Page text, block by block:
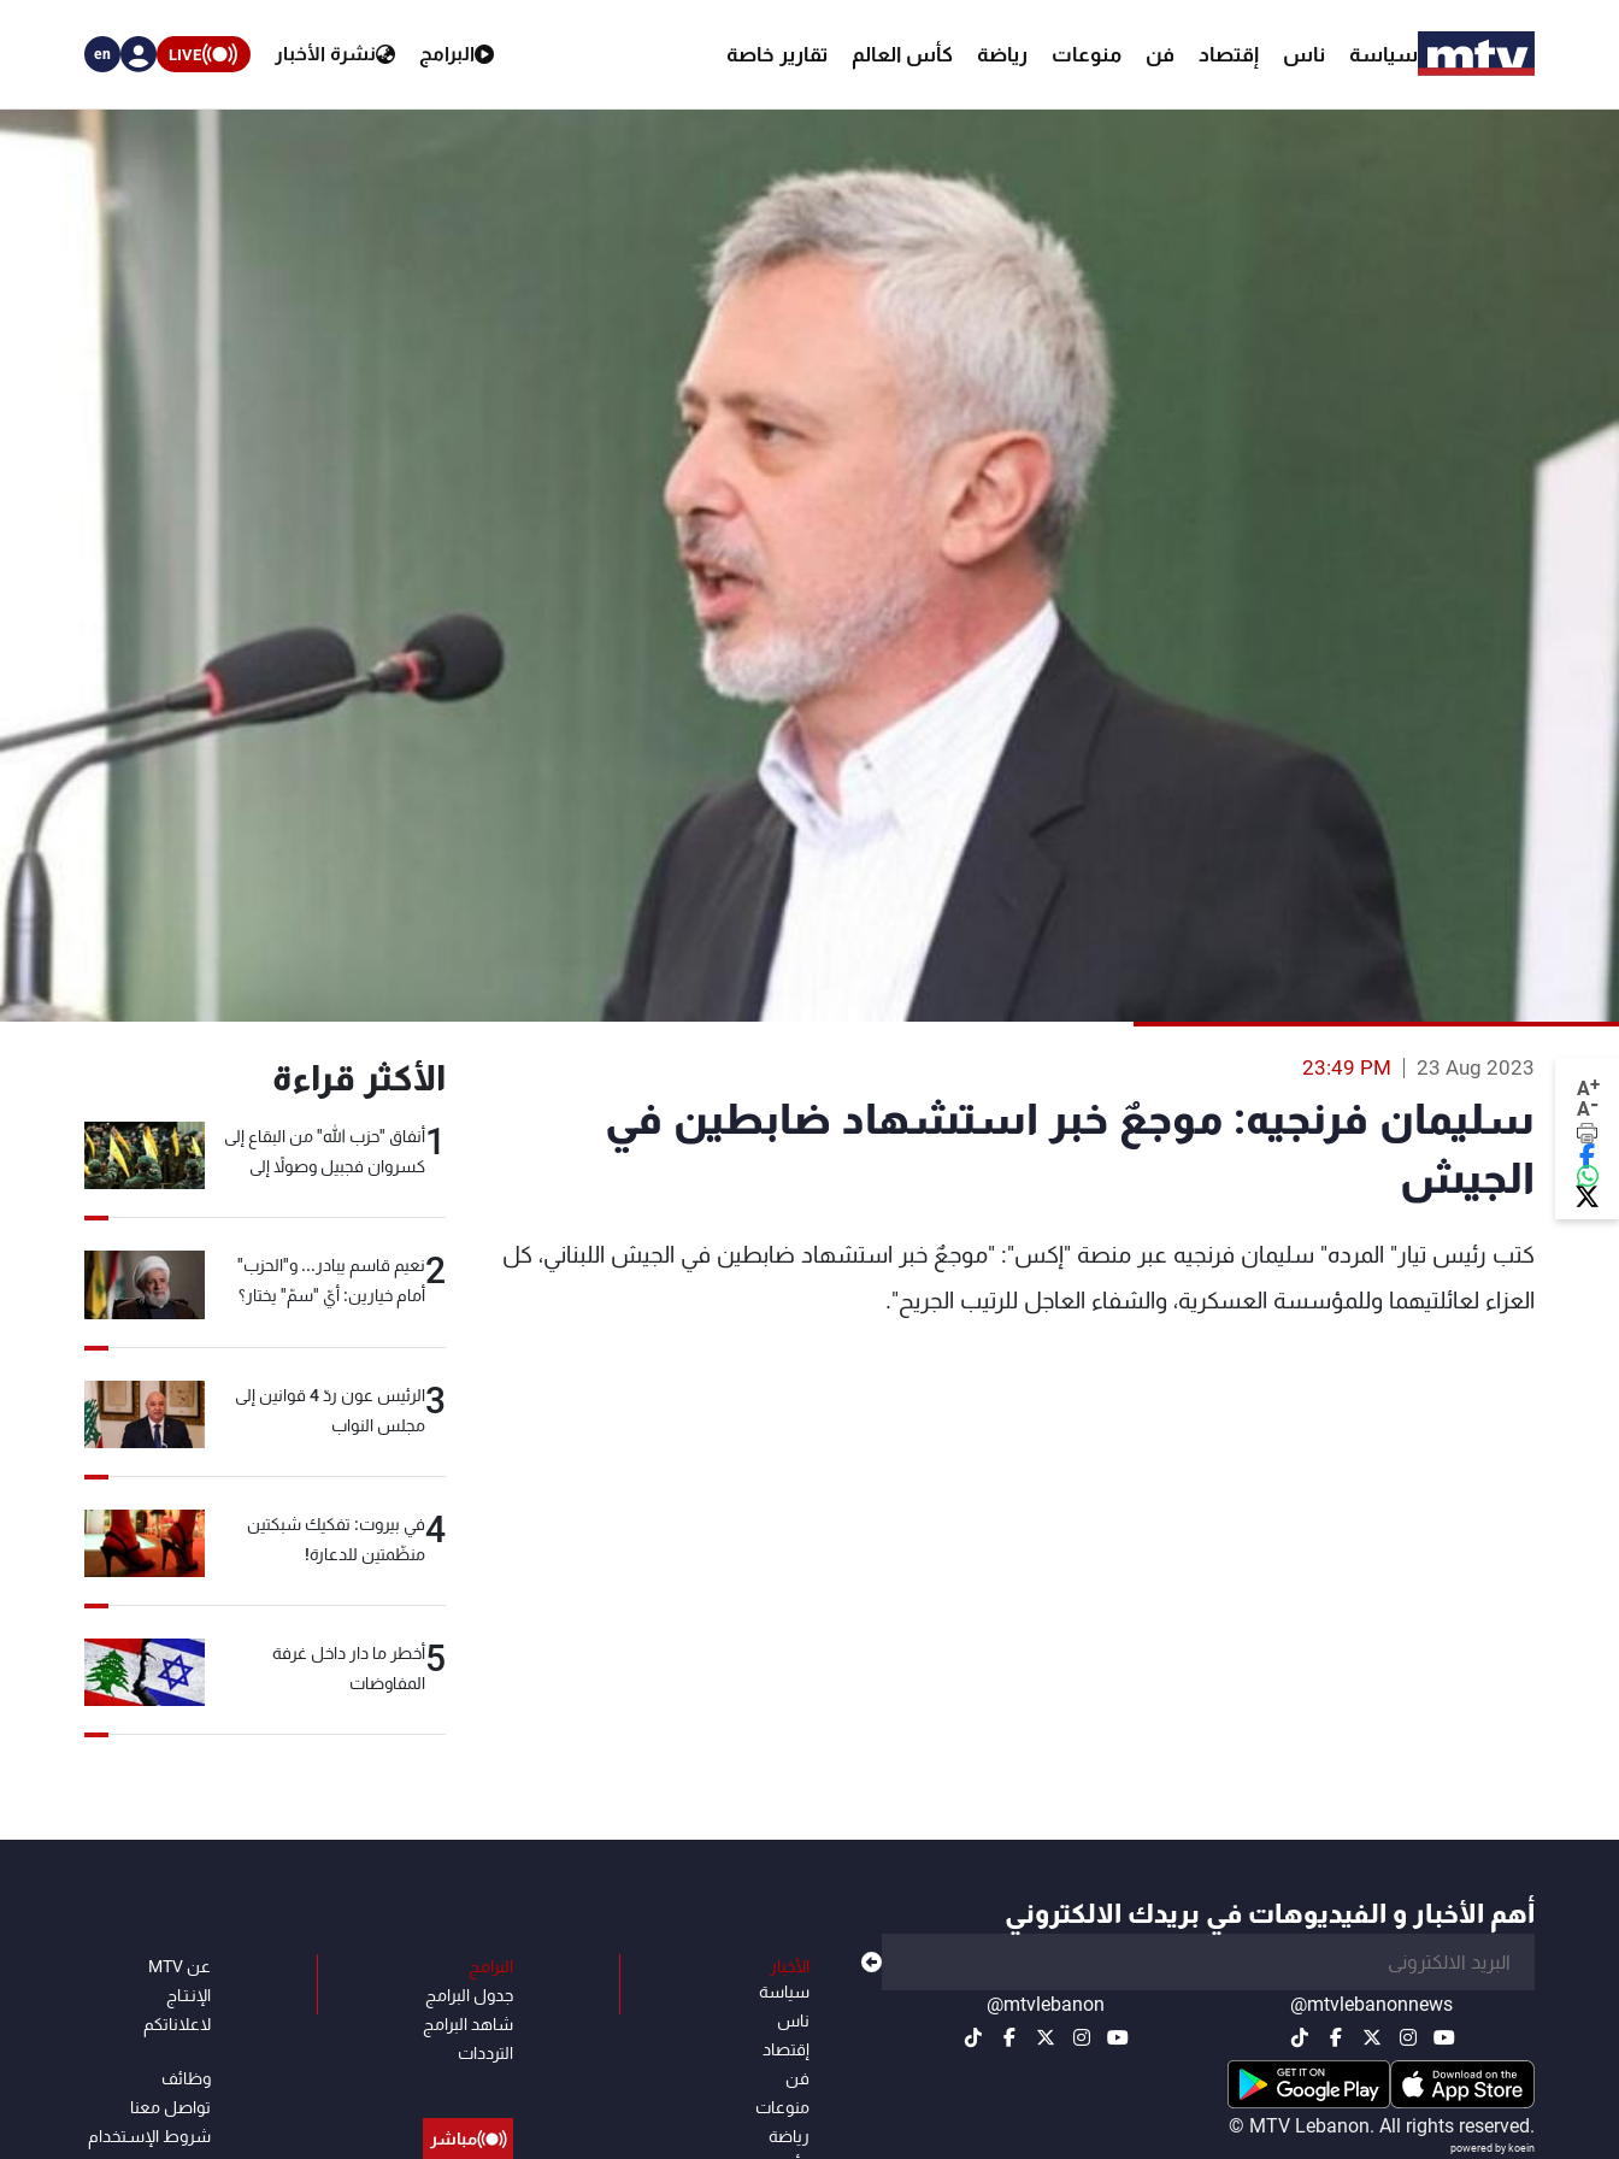
سياسة ناس إقتصاد فن منوعات رياضة كأس العالم تقارير خاصة البرامج نشرة الأخبار LIVE
en
A+
A-
23 Aug 2023
23:49 PM
سليمان فرنجيه: موجعٌ خبر استشهاد ضابطين في
الجيش
كتب رئيس تيار" المرده" سليمان فرنجيه عبر منصة "إكس": "موجعٌ خبر استشهاد ضابطين في الجيش اللبناني، كل
العزاء لعائلتيهما وللمؤسسة العسكرية، والشفاء العاجل للرتيب الجريح".
الأكثر قراءة
1أنفاق "حزب الله" من البقاع إلى
كسروان فجبيل وصولاً إلى
2نعيم قاسم يبادر... و"الحزب"
أمام خيارين: أيّ "سمّ" يختار؟
3
الرئيس عون ردّ 4 قوانين إلى
مجلس النواب
4في بيروت: تفكيك شبكتين
منظّمتين للدعارة!
5أخطر ما دار داخل غرفة
المفاوضات
أهم الأخبار و الفيديوهات في بريدك الالكتروني
@mtvlebanonnews
@mtvlebanon
© MTV Lebanon. All rights reserved.
powered by koein
الأخبار
سياسة
ناس
إقتصاد
فن
منوعات
رياضة
البرامج
جدول البرامج
شاهد البرامج
الترددات
مباشر
عن MTV
الإنـتـاج
لاعلاناتكم
وظائف
تواصل معنا
شروط الإسـتخدام